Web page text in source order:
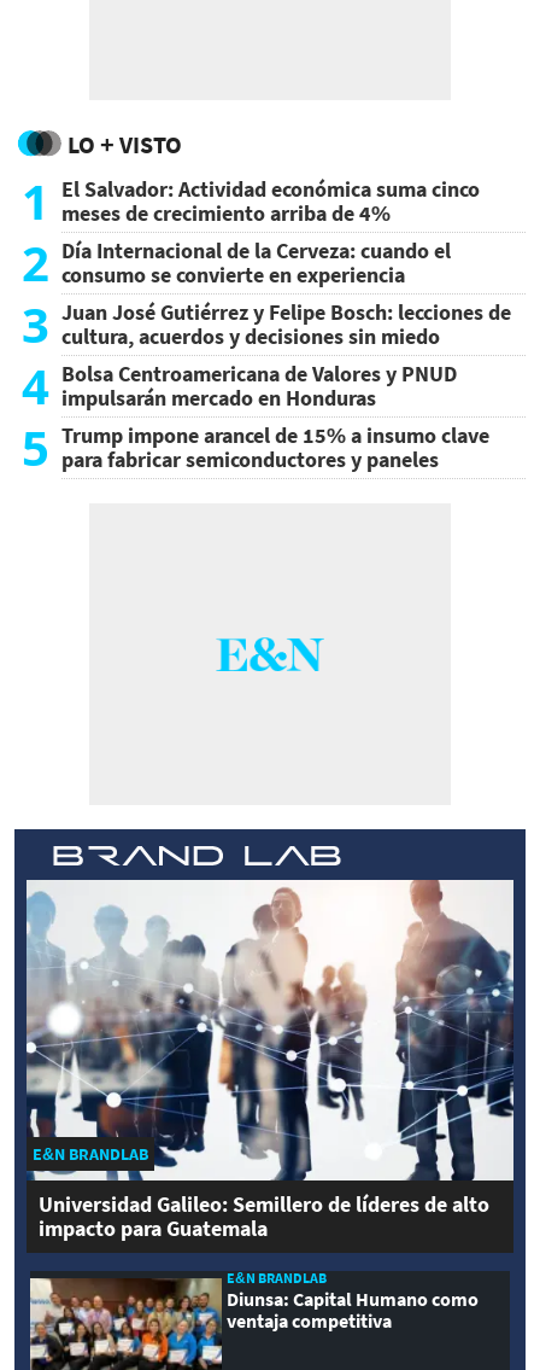
LO + VISTO
1
El Salvador: Actividad económica suma cinco
meses de crecimiento arriba de 4%
2 Día Internacional de la Cerveza: cuando el
consumo se convierte en experiencia
3 Juan José Gutiérrez y Felipe Bosch: lecciones de
cultura, acuerdos y decisiones sin miedo
4 Bolsa Centroamericana de Valores y PNUD
impulsarán mercado en Honduras
5 Trump impone arancel de 15% a insumo clave
para fabricar semiconductores y paneles
E&N BRANDLAB
Universidad Galileo: Semillero de líderes de alto
impacto para Guatemala
E&N BRANDLAB
Diunsa: Capital Humano como
ventaja competitiva